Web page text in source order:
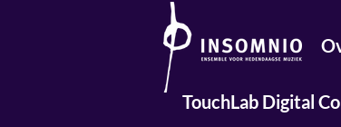
TouchLab Digital